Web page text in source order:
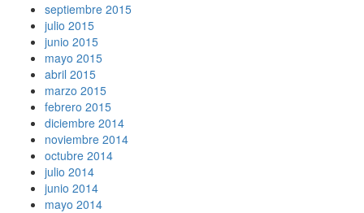
septiembre 2015
julio 2015
junio 2015
mayo 2015
abril 2015
marzo 2015
febrero 2015
diciembre 2014
noviembre 2014
octubre 2014
julio 2014
junio 2014
mayo 2014